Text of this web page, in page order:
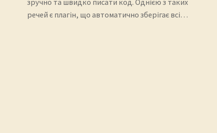
зручно та швидко писати код. Однією з таких
речей є плагін, що автоматично зберігає всі…